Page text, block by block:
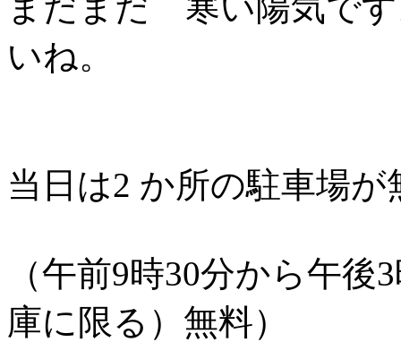
いね。
当日は2 か所の駐車場
（午前9時30分から午
庫に限る）無料）